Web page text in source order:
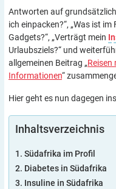
Antworten auf
ich einpacken?“, „Was ist
Gadgets?“, „Verträgt mein
Urlaubsziels?“ und
allgemeinen Beitrag „Reisen
Informationen“
Hier geht es nun dagegen
Inhaltsverzeichnis
Südafrika im Profil
Diabetes in Südafrika
Insuline in Südafrika